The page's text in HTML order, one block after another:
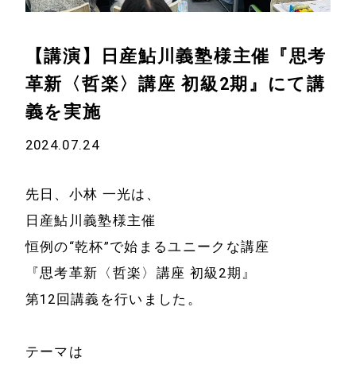
【講演】日産鮎川義塾様主催『思考
革新〈哲楽〉講座 初級2期』にて講
義を実施
2024.07.24
先日、小林 一光は、
日産鮎川義塾様主催
恒例の“乾杯”で始まるユニークな講座
『思考革新〈哲楽〉講座 初級2期』
第12回講義を行いました。
テーマは